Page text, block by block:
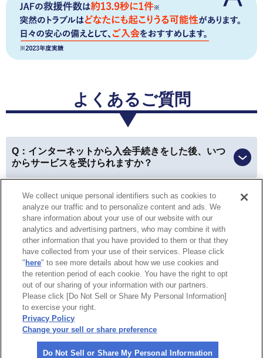
会員優待サービス
JAF PLUSのお楽しみクーポンを楽しみにしています。
※JAF PLUSとは年4回お届けする会員向け情報チラシです。
会員優待サービス
優待を利用できて、本当にお得に買い物ができました！
以前はお財布やカバンの中から会員カードを探したり、
車に入れていた時には利用できなかったのが、今は
ホで会員証を見せることが出来るので、すごく便利にな
りました。
愛知県 女性
会員優待サービス
親戚と温泉へ行ったとき、割引になって皆に感謝されま
やはり割引があるのは嬉しいですね！
よくあるご質問
Q：インターネットから入会手続きをした後、いつ
からサービスを受けられますか？
Q：ロードサービスの救援現場で入会および会員扱
いでのサービスは受けられますか？
特定商取引法に基づく表示 個人情報保護方針
個人情報の取り扱いについて
Do Not Sell or Share My Personal
Information
企業情報
©2026 All rights reserved.
We collect unique personal identifiers such as cookies to
analyze our traffic and to personalize content and ads. We
share information about your use of our website with our
analytics and advertising partners, who may combine it with
other information that you have provided to them or that they
have collected from your use of their services. Please click
" here" to see more details about how we use cookies and
the retention period of each cookie. You have the right to opt
out of our sharing of your information with our partners.
Please click [Do Not Sell or Share My Personal Information]
to exercise your right.
Privacy Policy
Change your sell or share preference
Do Not Sell or Share My Personal Information